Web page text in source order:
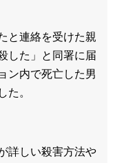
と連絡を受けた親
した」と同署に届
ン内で死亡した男
た。
詳しい殺害方法や